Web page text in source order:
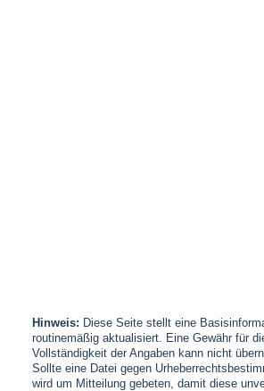
Hinweis: Diese Seite stellt eine
routinemäßig aktualisiert. Eine Gewähr für
Vollständigkeit der Angaben kann nicht
Sollte eine Datei gegen
wird um Mitteilung gebeten, damit diese